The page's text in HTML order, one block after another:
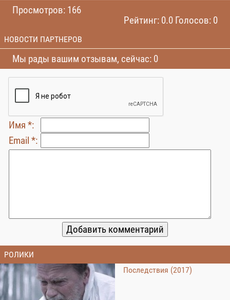
Просмотров: 166
Рейтинг: 0.0 Голосов: 0
НОВОСТИ ПАРТНЕРОВ
Мы рады вашим отзывам, сейчас: 0
Имя *:
Email *:
РОЛИКИ
Последствия (2017)